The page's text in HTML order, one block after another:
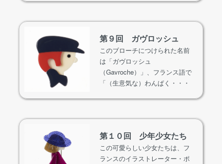
第９回 ガヴロッシュ
このブローチにつけられた名前
は「ガヴロッシュ
（Gavroche）」、フランス語で
「（生意気な）わんぱく・・・
第１０回 少年少女たち
この可愛らしい少女たちは、フ
ランスのイラストレーター・ポ